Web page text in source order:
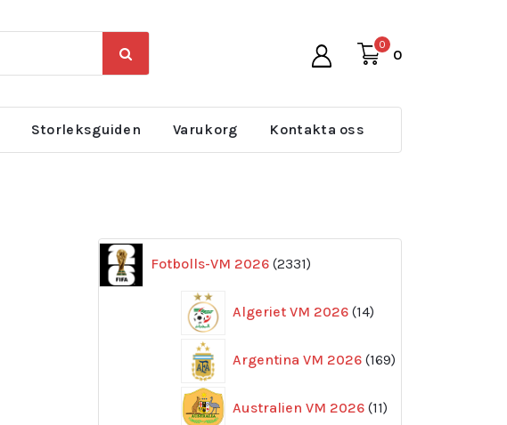
0
0
Storleksguiden Varukorg Kontakta oss
Fotbolls-VM 2026 2331
produkter
Algeriet VM 2026 14
produkter
Argentina VM 2026 169
produkter
Australien VM 2026 11
produkter